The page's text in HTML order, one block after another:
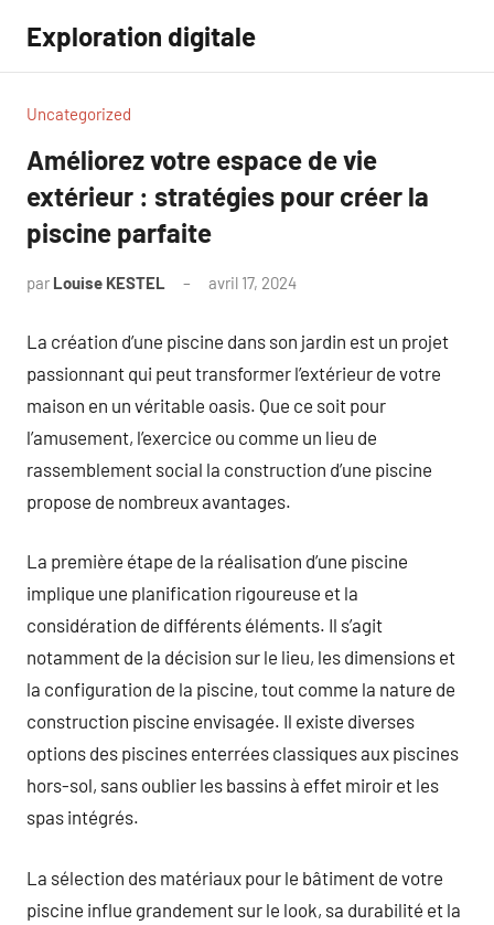
contenu
Exploration digitale
Uncategorized
Améliorez votre espace de vie
extérieur : stratégies pour créer la
piscine parfaite
par Louise KESTEL avril 17, 2024
La création d’une piscine dans son jardin est un projet
passionnant qui peut transformer l’extérieur de votre
maison en un véritable oasis. Que ce soit pour
l’amusement, l’exercice ou comme un lieu de
rassemblement social la construction d’une piscine
propose de nombreux avantages.
La première étape de la réalisation d’une piscine
implique une planification rigoureuse et la
considération de différents éléments. Il s’agit
notamment de la décision sur le lieu, les dimensions et
la configuration de la piscine, tout comme la nature de
construction piscine envisagée. Il existe diverses
options des piscines enterrées classiques aux piscines
hors-sol, sans oublier les bassins à effet miroir et les
spas intégrés.
La sélection des matériaux pour le bâtiment de votre
piscine influe grandement sur le look, sa durabilité et la